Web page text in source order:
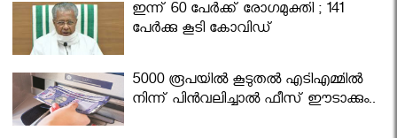
ഇന്ന് 60 പേർക്ക് രോഗമുക്തി ; 141
പേര്‍ക്കു കൂടി കോവിഡ്
5000 രൂപയിൽ കൂടുതൽ എടിഎമ്മിൽ
നിന്ന് പിൻവലിച്ചാൽ ഫീസ് ഈടാക്കും..